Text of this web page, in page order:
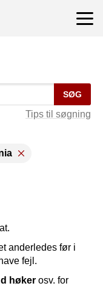
SØG
Tips til søgning
anderledes før i
fejl.
høker osv. for